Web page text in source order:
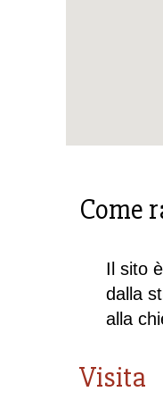
Come
Il sito
dalla
alla
Visita